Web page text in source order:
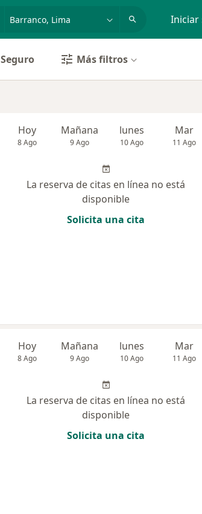
Iniciar
Seguro Más filtros
Hoy
8 Ago
Mañana
9 Ago
lunes
10 Ago
Mar
11 Ago
La reserva de citas en línea no está
disponible
Solicita una cita
Hoy
8 Ago
Mañana
9 Ago
lunes
10 Ago
Mar
11 Ago
La reserva de citas en línea no está
disponible
Solicita una cita